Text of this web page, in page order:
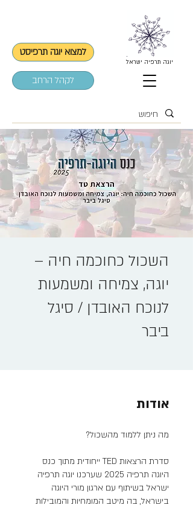
למצוא יוגה תרפיסט
לקהל הרחב
יוגה תרפיה ישראל
השכול כחוכמה חיה –
יוגה, צמיחה ומשמעות
לנוכח האובדן / סיגל
ביבר
אודות
סדרת הרצאות TED ייחודית מתוך כנס
היוגה תרפיה 2025 שערכנו יוגה תרפיה
ישראל בשיתוף עם ארגון מורי היוגה
בישראל, בה מיטב המומחיות והמובילות